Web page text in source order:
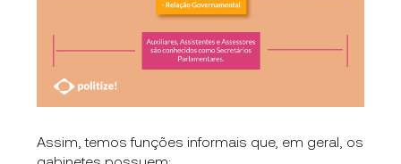
Assim, temos funções informais que, em geral, os